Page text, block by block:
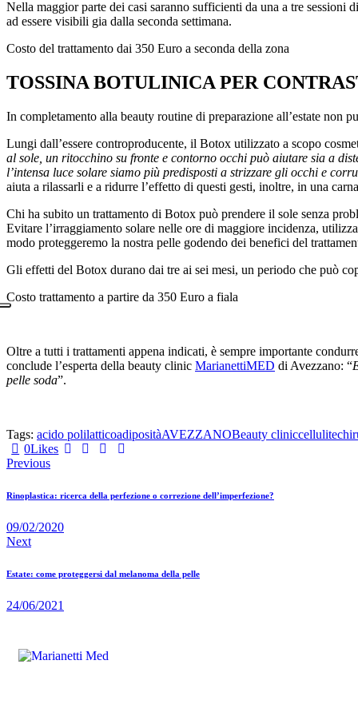
Nella maggior parte dei casi saranno sufficienti da una a tre
ad essere visibili gia dalla seconda settimana.
Costo del trattamento dai 350 Euro a seconda della zona
TOSSINA BOTULINICA PER
In completamento alla beauty routine di preparazione all’estate non
Lungi dall’essere controproducente, il Botox utilizzato a scopo
al sole, un ritocchino su fronte e contorno occhi può aiutare sia a
l’intensa luce solare siamo più predisposti a strizzare gli occhi e
aiuta a rilassarli e a ridurre l’effetto di questi gesti, inoltre, in una
Chi ha subito un trattamento di Botox può prendere il sole senza
Evitare l’irraggiamento solare nelle ore di maggiore incidenza,
modo proteggeremo la nostra pelle godendo dei benefici del
Gli effetti del Botox durano dai tre ai sei mesi, un periodo che può
Costo trattamento a partire da 350 Euro a fiala
Oltre a tutti i trattamenti appena indicati, è sempre importante
conclude l’esperta della beauty clinic MarianettiMED di Avezzano: “
pelle soda”.
Tags: acido polilatticoadipositàAVEZZANOBeauty cliniccellulite
0Likes
Previous
Rinoplastica: ricerca della perfezione o correzione dell’imperfezione?
09/02/2020
Next
Estate: come proteggersi dal melanoma della pelle
24/06/2021